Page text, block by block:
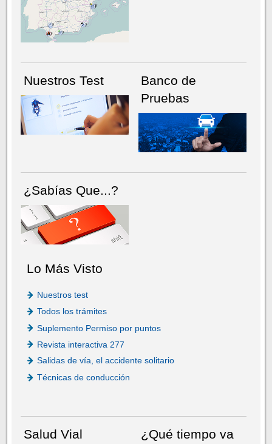
NÚMERO ACTUALHEMEROTECA
Nuestros Test
Banco de
Pruebas
¿Sabías Que...?
Lo Más Visto
Nuestros test
Todos los trámites
Suplemento Permiso por puntos
Revista interactiva 277
Salidas de vía, el accidente solitario
Técnicas de conducción
Salud Vial
¿Qué tiempo va